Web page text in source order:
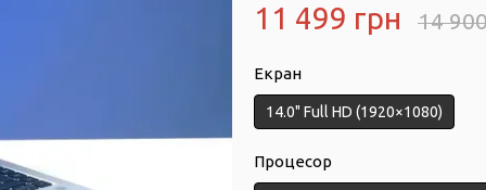
11 499 грн 14
Екран
14.0" Full HD (1920×1080)
Процесор